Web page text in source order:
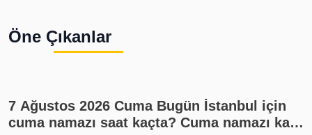
Öne Çıkanlar
7 Ağustos 2026 Cuma Bugün İstanbul için
cuma namazı saat kaçta? Cuma namazı kaç